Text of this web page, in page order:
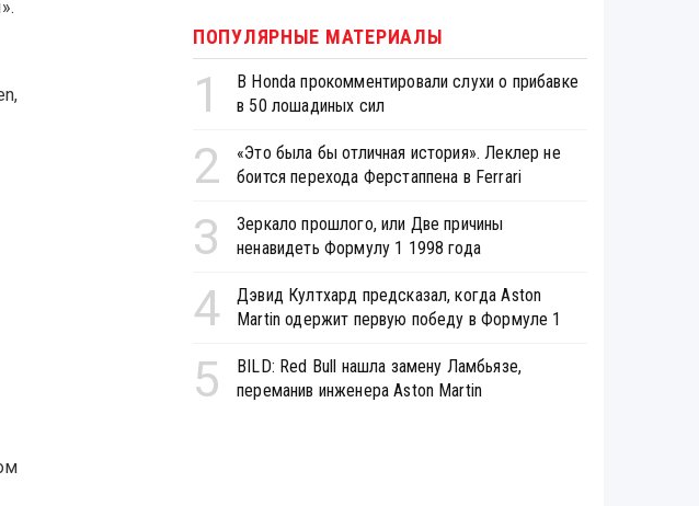
ПОПУЛЯРНЫЕ МАТЕРИАЛЫ
1
В Honda прокомментировали слухи о прибавке
в 50 лошадиных сил
2
«Это была бы отличная история». Леклер не
боится перехода Ферстаппена в Ferrari
3
Зеркало прошлого, или Две причины
ненавидеть Формулу 1 1998 года
4
Дэвид Култхард предсказал, когда Aston
Martin одержит первую победу в Формуле 1
5
BILD: Red Bull нашла замену Ламбьязе,
переманив инженера Aston Martin